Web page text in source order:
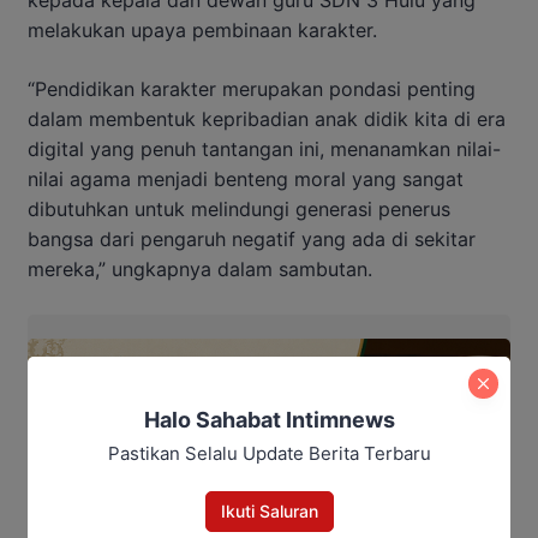
melakukan upaya pembinaan karakter.
“Pendidikan karakter merupakan pondasi penting
dalam membentuk kepribadian anak didik kita di era
digital yang penuh tantangan ini, menanamkan nilai-
nilai agama menjadi benteng moral yang sangat
dibutuhkan untuk melindungi generasi penerus
bangsa dari pengaruh negatif yang ada di sekitar
mereka,” ungkapnya dalam sambutan.
Halo Sahabat Intimnews
Pastikan Selalu Update Berita Terbaru
Ikuti Saluran